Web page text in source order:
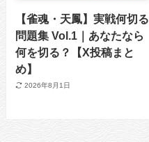
【雀魂・天鳳】実戦何切る
問題集 Vol.1｜あなたなら
何を切る？【X投稿まと
め】
2026年8月1日